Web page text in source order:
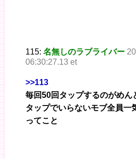
115: 名無しのラブライバー
06:30:27.13 et
>>113
毎回50回タップするのがめん
タップでいらないモブ全員一
ってこと